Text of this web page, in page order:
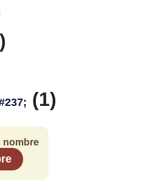
(1)
nombre